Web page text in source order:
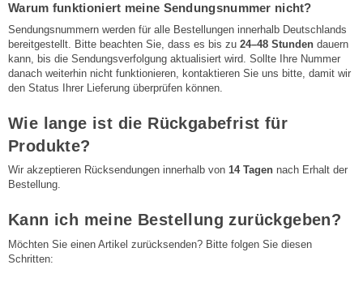
Warum funktioniert meine Sendungsnummer nicht?
Sendungsnummern werden für alle Bestellungen innerhalb Deutschlands
bereitgestellt. Bitte beachten Sie, dass es bis zu 24–48 Stunden dauern
kann, bis die Sendungsverfolgung aktualisiert wird. Sollte Ihre Nummer
danach weiterhin nicht funktionieren, kontaktieren Sie uns bitte, damit wir
den Status Ihrer Lieferung überprüfen können.
Wie lange ist die Rückgabefrist für
Produkte?
Wir akzeptieren Rücksendungen innerhalb von 14 Tagen nach Erhalt der
Bestellung.
Kann ich meine Bestellung zurückgeben?
Möchten Sie einen Artikel zurücksenden? Bitte folgen Sie diesen
Schritten: